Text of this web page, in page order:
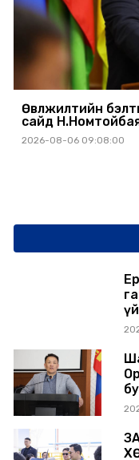
Өвөлжилтийн
сайд
2026-08-06 09:08:00